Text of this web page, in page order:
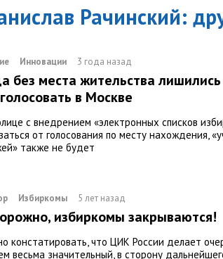
Рачинский:
Инновации 3 года назад
без места жительства
в Москве
с внедрением «электронных списков
от голосования по месту нахождения,
также не будет
Избиркомы 5 лет назад
избиркомы закрываются!
констатировать, что ЦИК России делает
весьма значительный, в сторону